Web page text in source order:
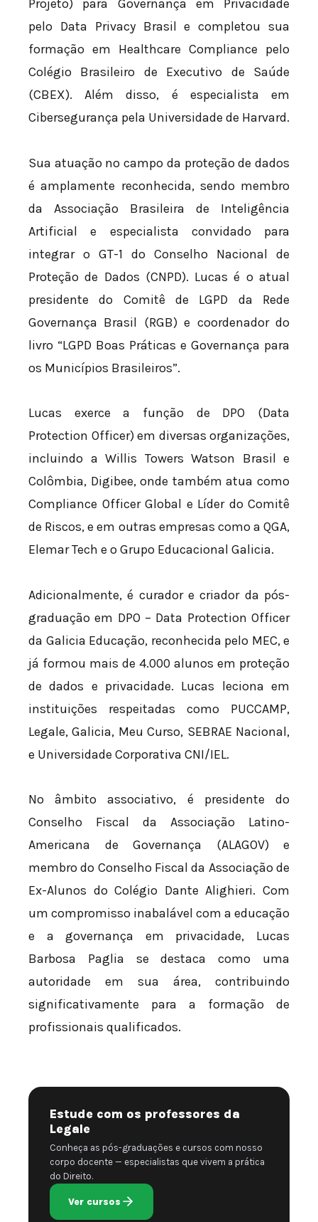
Projeto) para Governança em Privacidade
pelo Data Privacy Brasil e completou sua
formação em Healthcare Compliance pelo
Colégio Brasileiro de Executivo de Saúde
(CBEX). Além disso, é especialista em
Cibersegurança pela Universidade de Harvard.
Sua atuação no campo da proteção de dados
é amplamente reconhecida, sendo membro
da Associação Brasileira de Inteligência
Artificial e especialista convidado para
integrar o GT-1 do Conselho Nacional de
Proteção de Dados (CNPD). Lucas é o atual
presidente do Comitê de LGPD da Rede
Governança Brasil (RGB) e coordenador do
livro “LGPD Boas Práticas e Governança para
os Municípios Brasileiros”.
Lucas exerce a função de DPO (Data
Protection Officer) em diversas organizações,
incluindo a Willis Towers Watson Brasil e
Colômbia, Digibee, onde também atua como
Compliance Officer Global e Líder do Comitê
de Riscos, e em outras empresas como a QGA,
Elemar Tech e o Grupo Educacional Galicia.
Adicionalmente, é curador e criador da pós-
graduação em DPO – Data Protection Officer
da Galicia Educação, reconhecida pelo MEC, e
já formou mais de 4.000 alunos em proteção
de dados e privacidade. Lucas leciona em
instituições respeitadas como PUCCAMP,
Legale, Galicia, Meu Curso, SEBRAE Nacional,
e Universidade Corporativa CNI/IEL.
No âmbito associativo, é presidente do
Conselho Fiscal da Associação Latino-
Americana de Governança (ALAGOV) e
membro do Conselho Fiscal da Associação de
Ex-Alunos do Colégio Dante Alighieri. Com
um compromisso inabalável com a educação
e a governança em privacidade, Lucas
Barbosa Paglia se destaca como uma
autoridade em sua área, contribuindo
significativamente para a formação de
profissionais qualificados.
Estude com os professores da
Legale
Conheça as pós-graduações e cursos com nosso
corpo docente — especialistas que vivem a prática
do Direito.
Ver cursos